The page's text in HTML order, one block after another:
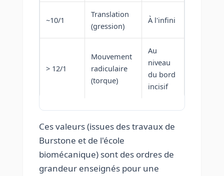
~10/1
Translation
(gression)
À l'infini
> 12/1
Mouvement
radiculaire
(torque)
Au
niveau
du bord
incisif
Ces valeurs (issues des travaux de
Burstone et de l'école
biomécanique) sont des ordres de
grandeur enseignés pour une